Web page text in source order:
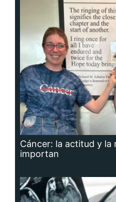
Cáncer: la actitud y la
importan